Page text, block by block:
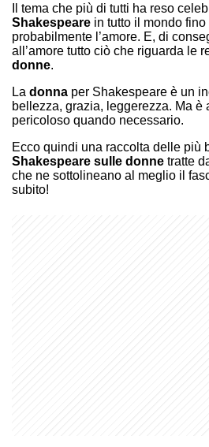
Il tema che più di tutti ha reso
Shakespeare in tutto il mondo
probabilmente l’amore. E, di
all’amore tutto ciò che riguarda le
donne.
La donna per Shakespeare è un
bellezza, grazia, leggerezza. Ma è
pericoloso quando necessario.
Ecco quindi una raccolta delle più
Shakespeare sulle donne tratte
che ne sottolineano al meglio il
subito!